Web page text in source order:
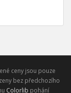
ceny jsou pouze
bez předchozího
Colorlib pohání